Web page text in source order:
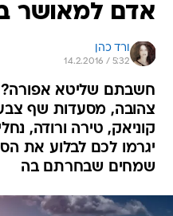
אדם למאושר
ורד כהן
14.2.2016 / 5:32
חשבתם שליטא אפורה?
צהובה, מסעדות שף
קוניאק, טירה ורודה,
יגרמו לכם לבלוע את
שמחים שבחרתם בה